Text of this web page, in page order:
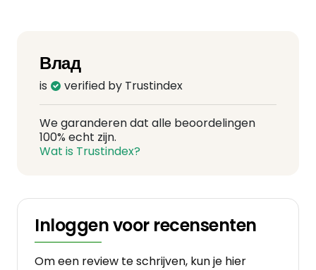
Влад
is verified by Trustindex
We garanderen dat alle beoordelingen
100% echt zijn.
Wat is Trustindex?
Inloggen voor recensenten
Om een review te schrijven, kun je hier